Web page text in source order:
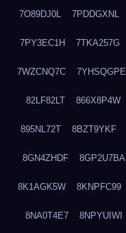
7O89DJ0L 7PDDGXNL
7PY3EC1H 7TKA257G
7WZCNQ7C 7YHSQGPE
82LF82LT 866X8P4W
895NL72T 8BZT9YKF
8GN4ZHDF 8GP2U7BA
8K1AGK5W 8KNPFC99
8NA0T4E7 8NPYUIWI